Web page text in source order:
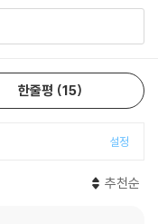
한줄평 15
설정
추천순